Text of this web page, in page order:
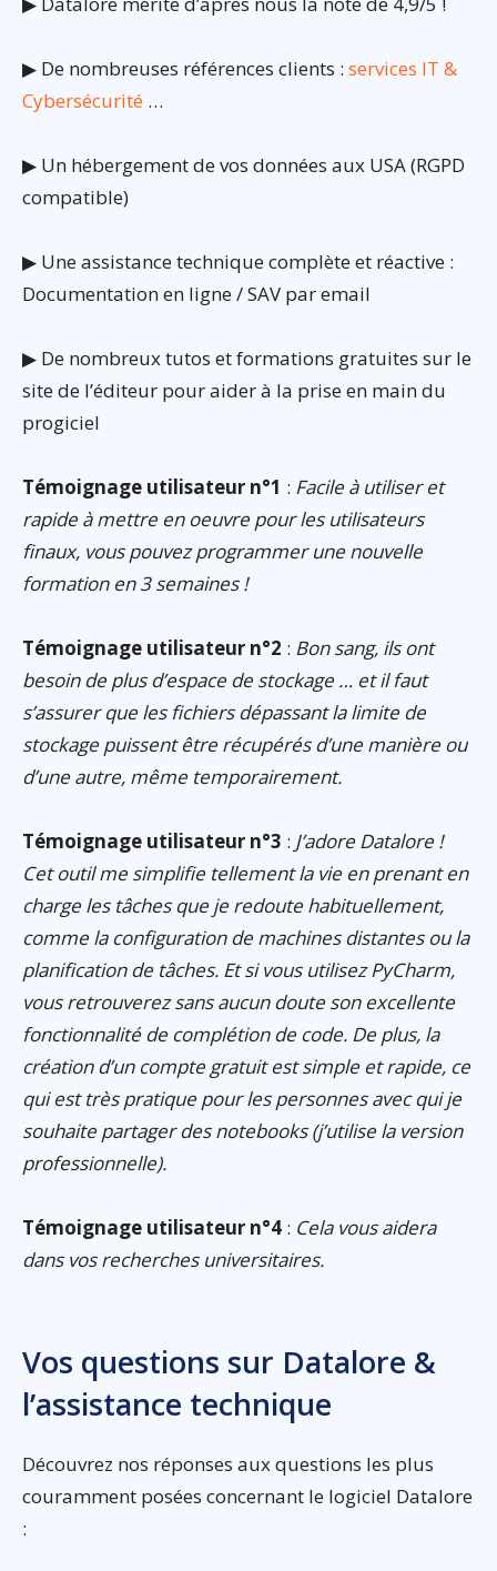
▶ De nombreuses références clients : services IT &
Cybersécurité …
▶ Un hébergement de vos données aux USA (RGPD
compatible)
▶ Une assistance technique complète et réactive :
Documentation en ligne / SAV par email
▶ De nombreux tutos et formations gratuites sur le
site de l’éditeur pour aider à la prise en main du
progiciel
Témoignage utilisateur n°1 : Facile à utiliser et
rapide à mettre en oeuvre pour les utilisateurs
finaux, vous pouvez programmer une nouvelle
formation en 3 semaines !
Témoignage utilisateur n°2 : Bon sang, ils ont
besoin de plus d’espace de stockage … et il faut
s’assurer que les fichiers dépassant la limite de
stockage puissent être récupérés d’une manière ou
d’une autre, même temporairement.
Témoignage utilisateur n°3 : J’adore Datalore !
Cet outil me simplifie tellement la vie en prenant en
charge les tâches que je redoute habituellement,
comme la configuration de machines distantes ou la
planification de tâches. Et si vous utilisez PyCharm,
vous retrouverez sans aucun doute son excellente
fonctionnalité de complétion de code. De plus, la
création d’un compte gratuit est simple et rapide, ce
qui est très pratique pour les personnes avec qui je
souhaite partager des notebooks (j’utilise la version
professionnelle).
Témoignage utilisateur n°4 : Cela vous aidera
dans vos recherches universitaires.
Vos questions sur Datalore &
l’assistance technique
Découvrez nos réponses aux questions les plus
couramment posées concernant le logiciel Datalore
: